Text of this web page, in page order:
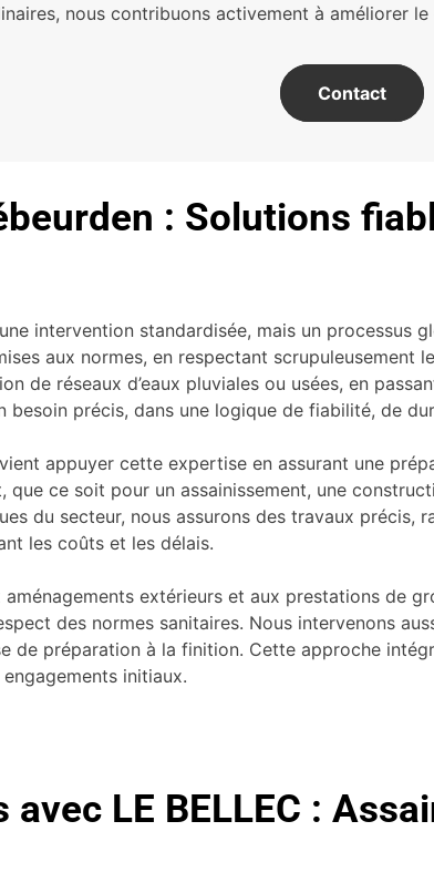
nous contribuons activement à améliorer
Contact
: Solutions
une intervention standardisée, mais un
aux normes, en respectant
de réseaux d’eaux pluviales ou usées, en
précis, dans une logique de fiabilité, de
appuyer cette expertise en assurant une
ce soit pour un assainissement, une
du secteur, nous assurons des travaux précis,
les coûts et les délais.
extérieurs et aux prestations de
des normes sanitaires. Nous intervenons
de préparation à la finition. Cette approche
initiaux.
LE BELLEC :